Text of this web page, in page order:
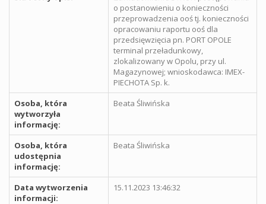
o postanowieniu o konieczności
przeprowadzenia ooś tj. konieczności
opracowaniu raportu ooś dla
przedsięwzięcia pn. PORT OPOLE
terminal przeładunkowy,
zlokalizowany w Opolu, przy ul.
Magazynowej; wnioskodawca: IMEX-
PIECHOTA Sp. k.
Osoba, która
wytworzyła
informację:
Beata Śliwińska
Osoba, która
udostępnia
informację:
Beata Śliwińska
Data wytworzenia
informacji:
15.11.2023 13:46:32